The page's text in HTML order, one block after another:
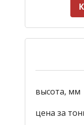
высота, мм
цена за